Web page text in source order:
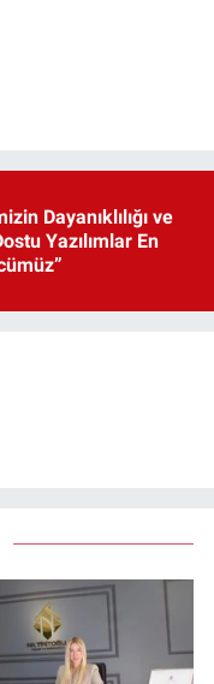
Dayanıklılığı ve
Yazılımlar En